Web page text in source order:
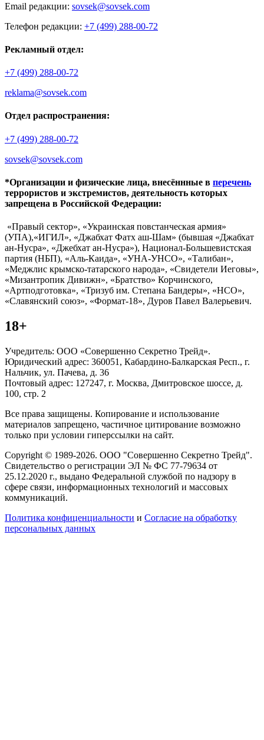
Email редакции: sovsek@sovsek.com
Телефон редакции: +7 (499) 288-00-72
Рекламный отдел:
+7 (499) 288-00-72
reklama@sovsek.com
Отдел распространения:
+7 (499) 288-00-72
sovsek@sovsek.com
*Организации и физические лица, внесённные в перечень
террористов и экстремистов, деятельность которых
запрещена в Российской Федерации:
«Правый сектор», «Украинская повстанческая армия»
(УПА),«ИГИЛ», «Джабхат Фатх аш-Шам» (бывшая «Джабхат
ан-Нусра», «Джебхат ан-Нусра»), Национал-Большевистская
партия (НБП), «Аль-Каида», «УНА-УНСО», «Талибан»,
«Меджлис крымско-татарского народа», «Свидетели Иеговы»,
«Мизантропик Дивижн», «Братство» Корчинского,
«Артподготовка», «Тризуб им. Степана Бандеры», «НСО»,
«Славянский союз», «Формат-18», Дуров Павел Валерьевич.
18+
Учредитель: ООО «Совершенно Секретно Трейд».
Юридический адрес: 360051, Кабардино-Балкарская Респ., г.
Нальчик, ул. Пачева, д. 36
Почтовый адрес: 127247, г. Москва, Дмитровское шоссе, д.
100, стр. 2
Все права защищены. Копирование и использование
материалов запрещено, частичное цитирование возможно
только при условии гиперссылки на сайт.
Copyright © 1989-2026. ООО "Совершенно Секретно Трейд".
Свидетельство о регистрации ЭЛ № ФС 77-79634 от
25.12.2020 г., выдано Федеральной службой по надзору в
сфере связи, информационных технологий и массовых
коммуникаций.
Политика конфиценциальности и Согласие на обработку
персональных данных